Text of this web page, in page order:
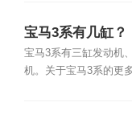
宝马3系有几缸？
宝马3系有三缸发动机
机。关于宝马3系的更